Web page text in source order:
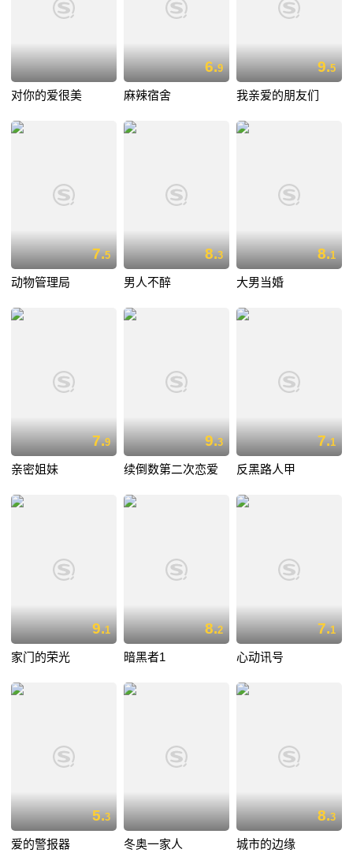
对你的爱很美
6.9
麻辣宿舍
9.5
我亲爱的朋友们
7.5
动物管理局
8.3
男人不醉
8.1
大男当婚
7.9
亲密姐妹
9.3
续倒数第二次恋爱
7.1
反黑路人甲
9.1
家门的荣光
8.2
暗黑者1
7.1
心动讯号
5.3
爱的警报器 冬奥一家人
8.3
城市的边缘